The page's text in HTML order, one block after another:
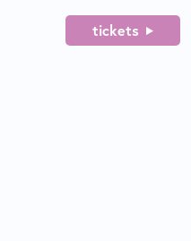
tickets